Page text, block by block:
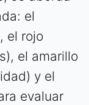
el
el rojo
el amarillo
y el
evaluar